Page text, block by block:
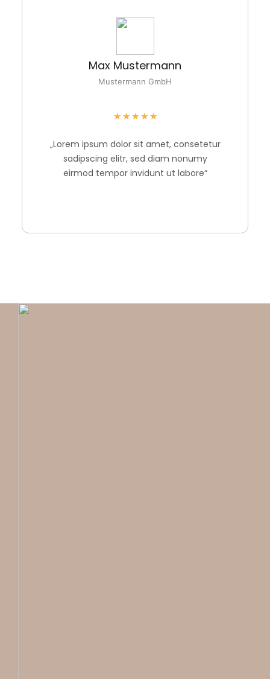
Max Mustermann
Mustermann GmbH
★ ★ ★ ★ ★
„Lorem ipsum dolor sit amet, consetetur
sadipscing elitr, sed diam nonumy
eirmod tempor invidunt ut labore“